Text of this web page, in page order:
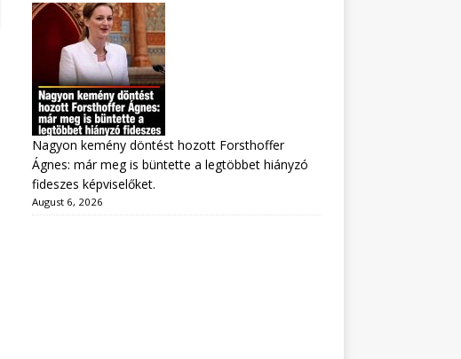
Nagyon kemény döntést hozott Forsthoffer
Ágnes: már meg is büntette a legtöbbet hiányzó
fideszes képviselőket.
August 6, 2026